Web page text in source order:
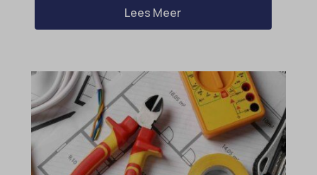
Lees Meer